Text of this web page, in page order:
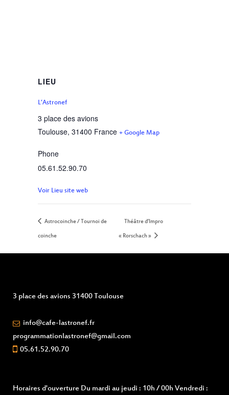
LIEU
L’Astronef
3 place des avions
Toulouse, 31400 France + Google Map
Phone
05.61.52.90.70
Voir Lieu site web
Astrocoinche / Tournoi de
coinche
Théâtre d’Impro
« Rorschach »
3 place des avions 31400 Toulouse
info@cafe-lastronef.fr
programmationlastronef@gmail.com
05.61.52.90.70
Horaires d'ouverture Du mardi au jeudi : 10h / 00h Vendredi :